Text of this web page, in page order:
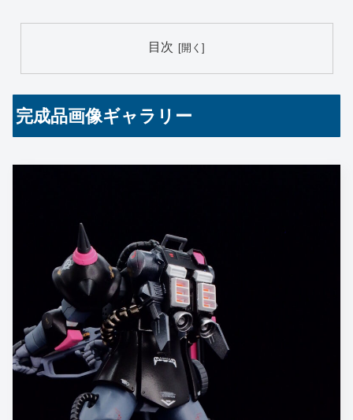
目次
完成品画像ギャラリー